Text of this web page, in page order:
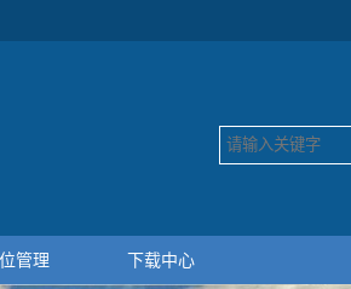
管理 下载中心